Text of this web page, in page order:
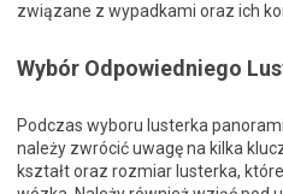
związane z wypadkami oraz ich
Wybór Odpowiedniego
Podczas wyboru lusterka
należy zwrócić uwagę na kilka
kształt oraz rozmiar lusterka,